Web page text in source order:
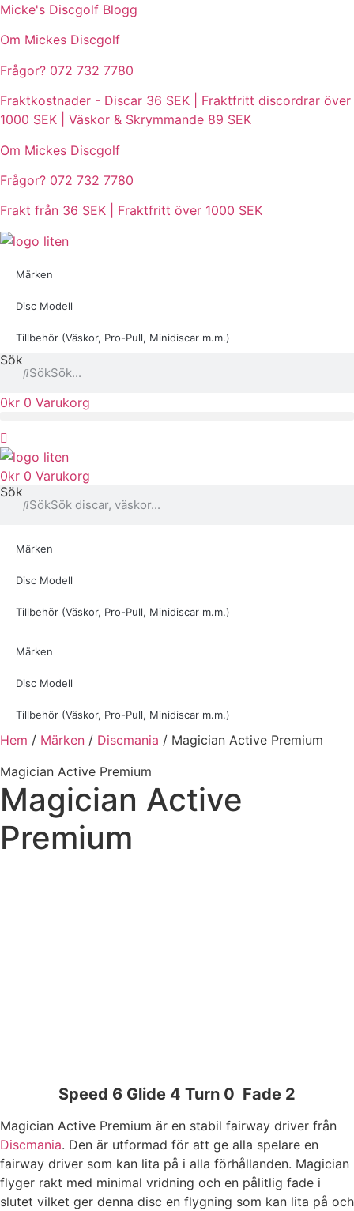
Hoppa
innehåll
Micke's Discgolf Blogg
Om Mickes Discgolf
Frågor? 072 732 7780
Fraktkostnader - Discar 36 SEK | Fraktfritt discordrar över
1000 SEK | Väskor & Skrymmande 89 SEK
Om Mickes Discgolf
Frågor? 072 732 7780
Frakt från 36 SEK | Fraktfritt över 1000 SEK
Märken
Disc Modell
Tillbehör (Väskor, Pro-Pull, Minidiscar m.m.)
Sök
Sök
0kr 0 Varukorg
0kr 0 Varukorg
Sök
Sök
Märken
Disc Modell
Tillbehör (Väskor, Pro-Pull, Minidiscar m.m.)
Märken
Disc Modell
Tillbehör (Väskor, Pro-Pull, Minidiscar m.m.)
Hem / Märken / Discmania / Magician Active Premium
Magician Active Premium
Magician Active
Premium
Speed 6 Glide 4 Turn 0 Fade 2
Magician Active Premium är en stabil fairway driver från
Discmania. Den är utformad för att ge alla spelare en
fairway driver som kan lita på i alla förhållanden. Magician
flyger rakt med minimal vridning och en pålitlig fade i
slutet vilket ger denna disc en flygning som kan lita på och